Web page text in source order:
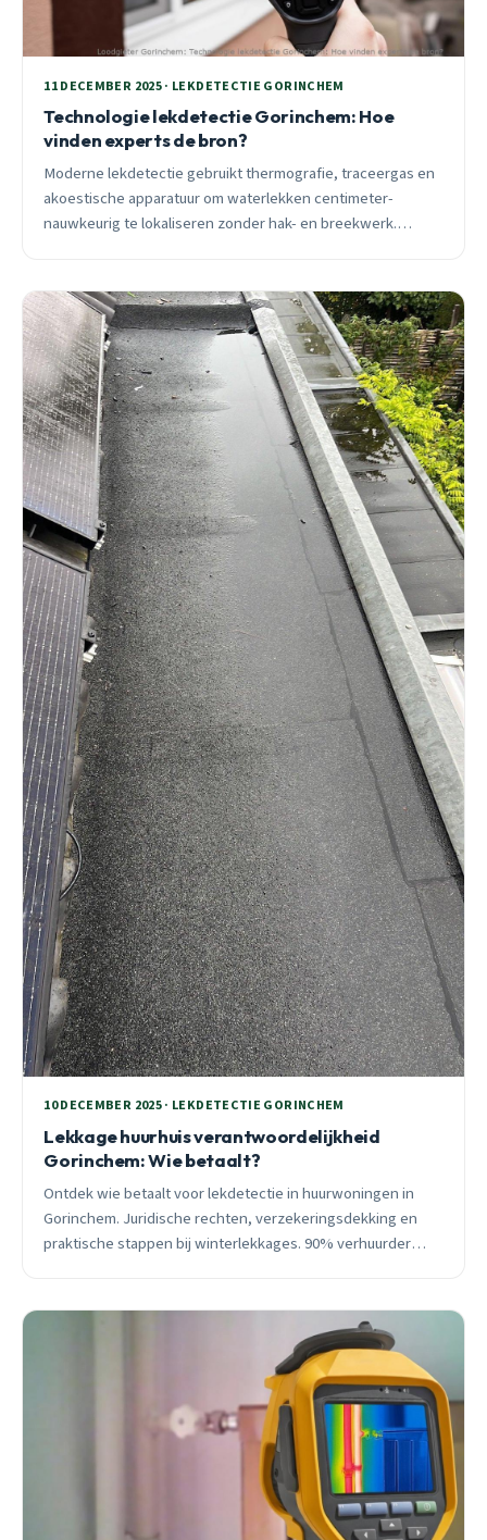
11 DECEMBER 2025 · LEKDETECTIE GORINCHEM
Technologie lekdetectie Gorinchem: Hoe
vinden experts de bron?
Moderne lekdetectie gebruikt thermografie, traceergas en
akoestische apparatuur om waterlekken centimeter-
nauwkeurig te lokaliseren zonder hak- en breekwerk.
10 DECEMBER 2025 · LEKDETECTIE GORINCHEM
Lekkage huurhuis verantwoordelijkheid
Gorinchem: Wie betaalt?
Ontdek wie betaalt voor lekdetectie in huurwoningen in
Gorinchem. Juridische rechten, verzekeringsdekking en
praktische stappen bij winterlekkages. 90% verhuurder